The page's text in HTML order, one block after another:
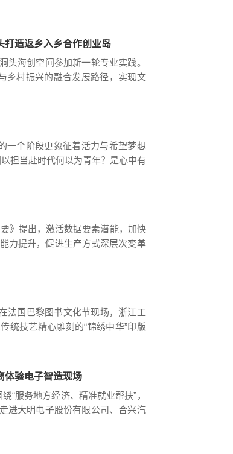
打造返乡入乡合作创业岛
头海创空间参加新一轮专业实践。
乡村振兴的融合发展路径，实现文
一个阶段更象征着活力与希望梦想
担当赴时代何以为青年？是心中有
》提出，激活数据要素潜能，加快
力提升，促进生产方式深层次变革
法国巴黎图书文化节现场，浙江工
统技艺精心雕刻的“锦绣中华”印版
体验电子智造现场
“服务地方经济、精准就业帮扶”，
进大明电子股份有限公司、合兴汽